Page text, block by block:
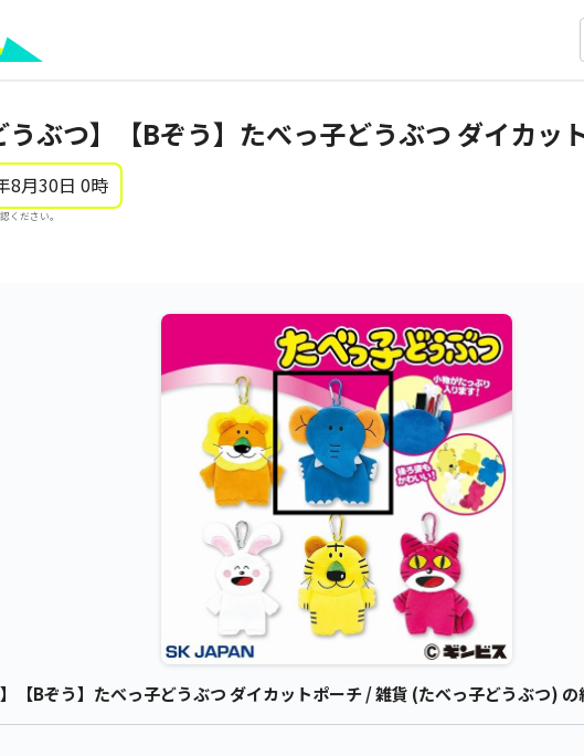
うぶつ】【Bぞう】たべっ子どうぶつ ダイカッ
8月30日 0時
ください。
】【Bぞう】たべっ子どうぶつ ダイカットポーチ / 雑貨 (たべっ子どうぶつ) の